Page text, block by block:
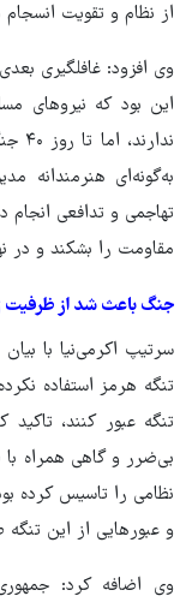
از نظام و تقویت انسجام
وی افزود: غافلگیری
این بود که نیروهای
به‌گونه‌ای هنرمندانه
تهاجمی و تدافعی
مقاومت را بشکند و
جنگ باعث شد از ظرفیت
سرتیپ اکرمی‌نیا با
تنگه هرمز استفاده
تنگه عبور کنند،
بی‌ضرر و گاهی همراه
نظامی را تاسیس کرده
و عبورهایی از این
وی اضافه کرد: